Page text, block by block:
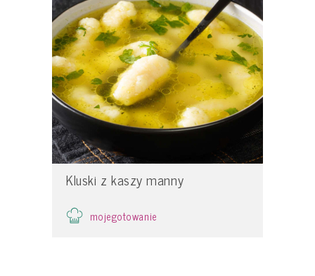
Kluski z kaszy manny
mojegotowanie